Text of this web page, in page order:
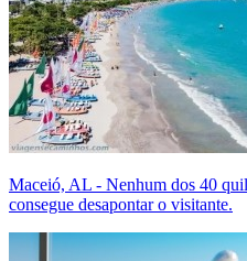
Maceió, AL - Nenhum dos 40
consegue desapontar o visitante.